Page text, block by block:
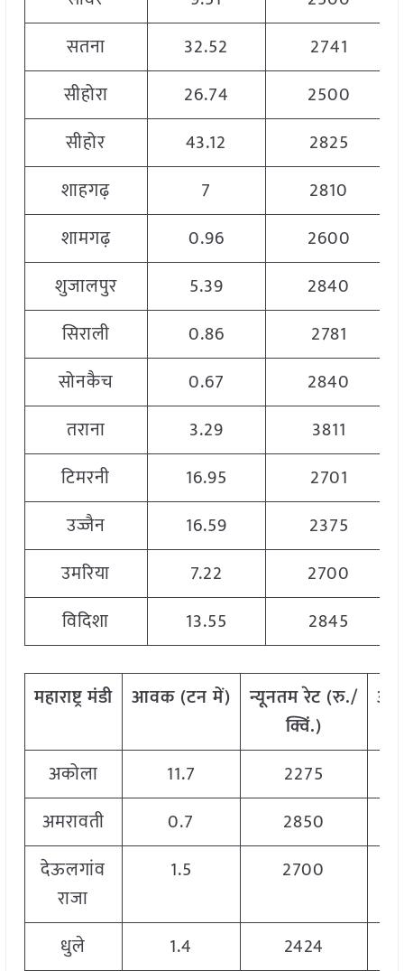
सतना
32.52
2741
सीहोरा
26.74
2500
सीहोर
43.12
2825
शाहगढ़
7
2810
शामगढ़
0.96
2600
शुजालपुर
5.39
2840
सिराली
0.86
2781
सोनकैच
0.67
2840
तराना
3.29
3811
टिमरनी
16.95
2701
उज्जैन
16.59
2375
उमरिया
7.22
2700
विदिशा
13.55 2845
महाराष्ट्रमंडी आवक(टनमें) न्यूनतमरेट(रु./
क्विं.)
अकोला 11.7
2275
अमरावती
0.7
2850
देऊलगांव
राजा
1.5 2700
धुले 1.4
2424